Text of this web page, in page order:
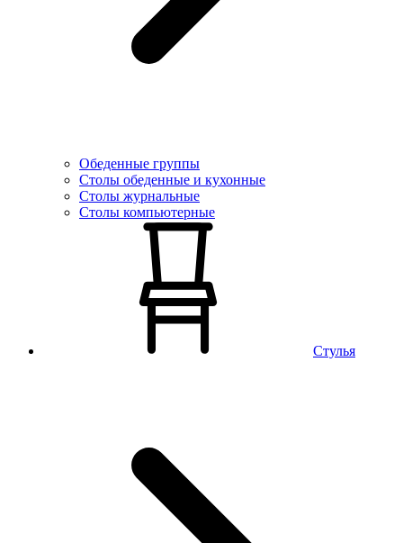
Обеденные группы
Столы обеденные и кухонные
Столы журнальные
Столы компьютерные
Стулья